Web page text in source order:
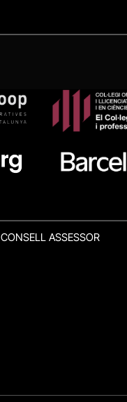
CONSELL ASSESSOR